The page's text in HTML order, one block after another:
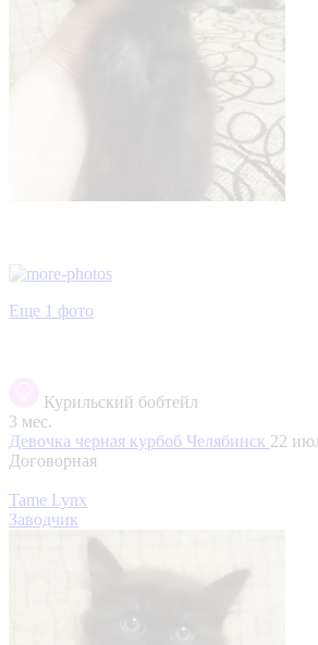
Еще 1 фото
Курильский бобтейл
3 мес.
Девочка черная курбоб Челябинск 22
Договорная
Tame Lynx
Заводчик